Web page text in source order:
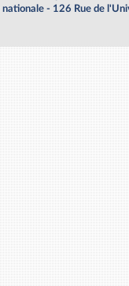
nationale - 126 Rue de